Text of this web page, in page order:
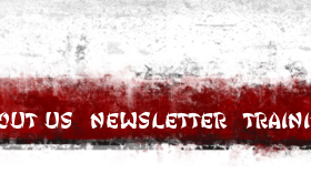
Us Newsletter